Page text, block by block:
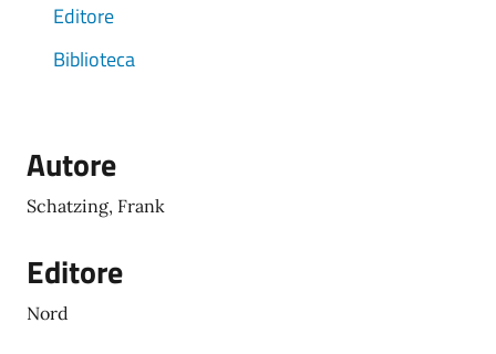
Editore
Biblioteca
Autore
Schatzing, Frank
Editore
Nord